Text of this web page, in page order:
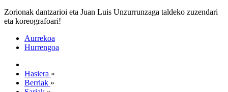
Zorionak dantzarioi eta Juan Luis Unzurrunzaga taldeko zuzendari
eta koreografoari!
Aurrekoa
Hurrengoa
Hasiera »
Berriak »